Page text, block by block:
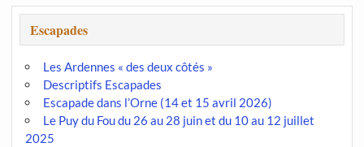
Escapades
Les Ardennes « des deux côtés »
Descriptifs Escapades
Escapade dans l’Orne (14 et 15 avril 2026)
Le Puy du Fou du 26 au 28 juin et du 10 au 12 juillet
2025